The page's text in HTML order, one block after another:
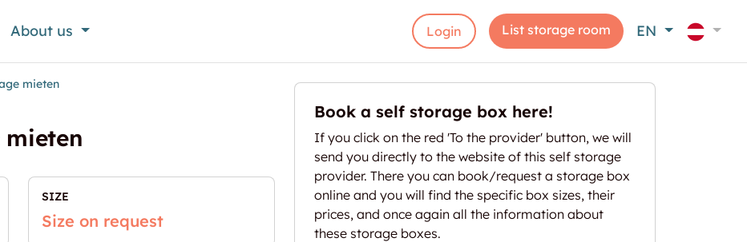
About us Login List storage room EN
mieten
SIZE
Size on request
Book a self storage box here!
If you click on the red 'To the provider' button, we will
send you directly to the website of this self storage
provider. There you can book/request a storage box
online and you will find the specific box sizes, their
prices, and once again all the information about
these storage boxes.